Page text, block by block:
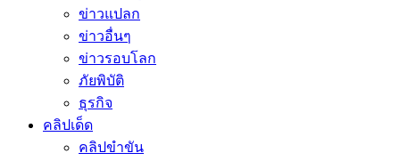
ข่าวแปลก
ข่าวอื่นๆ
ข่าวรอบโลก
ภัยพิบัติ
ธุรกิจ
คลิปเด็ด
คลิปขำขัน